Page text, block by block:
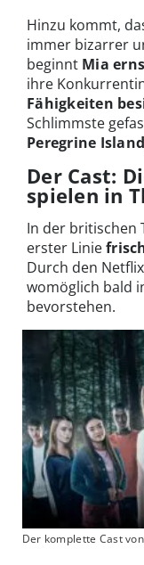
Hinzu kommt,
immer bizarrer
beginnt Mia
ihre
Fähigkeiten
Schlimmste
Peregrine
Der Cast:
spielen in
In der britischen
erster Linie
Durch den
womöglich bald
bevorstehen.
Der komplette Cast